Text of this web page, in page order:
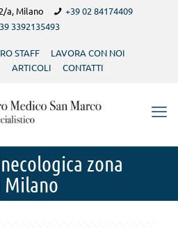
a, Milano
+39 02 84174409
3392135493
STAFF
LAVORA CON NOI
ARTICOLI CONTATTI
zona
Milano